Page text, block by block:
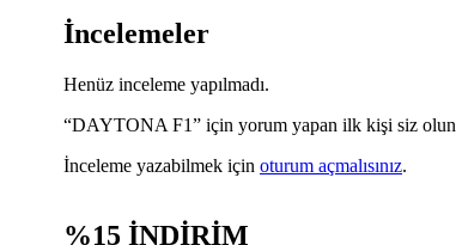
İncelemeler
Henüz inceleme yapılmadı.
“DAYTONA F1” için yorum yapan ilk kişi siz olun
İnceleme yazabilmek için oturum açmalısınız.
%15 İNDİRİM